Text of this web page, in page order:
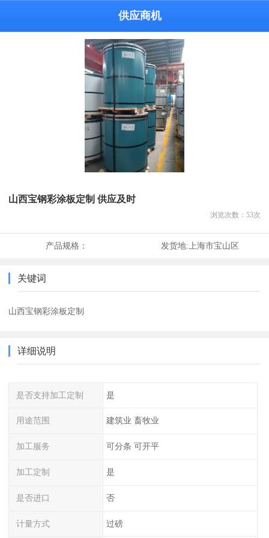
供应商机
山西宝钢彩涂板定制 供应及时
浏览次数： 53次
产品规格： 发货地:上海市宝山区
关键词
山西宝钢彩涂板定制
详细说明
是否支持加工定制 是
用途范围 建筑业 畜牧业
加工服务 可分条 可开平
加工定制 是
是否进口 否
计量方式 过磅